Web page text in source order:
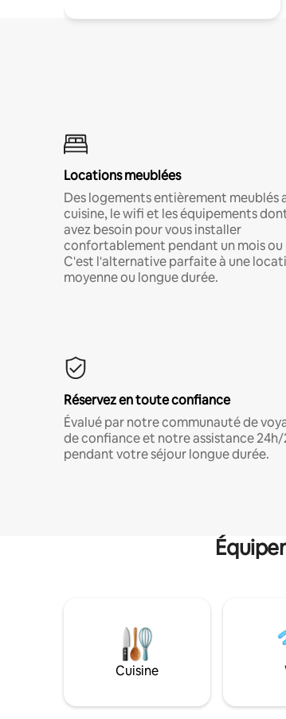
Locations meublées
Des logements entièrement meublés
cuisine, le wifi et les équipements
avez besoin pour vous installer
confortablement pendant un mois ou
C'est l'alternative parfaite à une
moyenne ou longue durée.
Réservez en toute confiance
Évalué par notre communauté de
de confiance et notre assistance
pendant votre séjour longue durée.
Cuisine